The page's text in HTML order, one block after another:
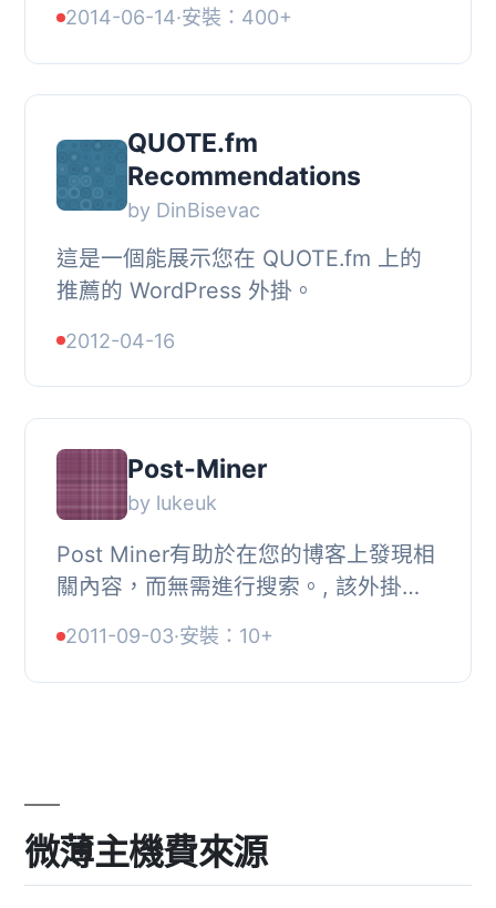
testimonials/issues?
labels=enhancement, 想要貢獻力量
嗎...
2014-06-14·安裝：400+
QUOTE.fm
Recommendations
by DinBisevac
這是一個能展示您在 QUOTE.fm 上的
推薦的 WordPress 外掛。
2012-04-16
Post-Miner
by lukeuk
Post Miner有助於在您的博客上發現相
關內容，而無需進行搜索。, 該外掛使
版本1.1.x中提供）, 以提供良好的匹配和
更好的用...
2011-09-03·安裝：10+
微薄主機費來源